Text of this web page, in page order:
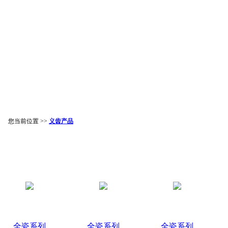
您当前位置 >> 义齿产品
全瓷系列 全瓷系列 全瓷系列